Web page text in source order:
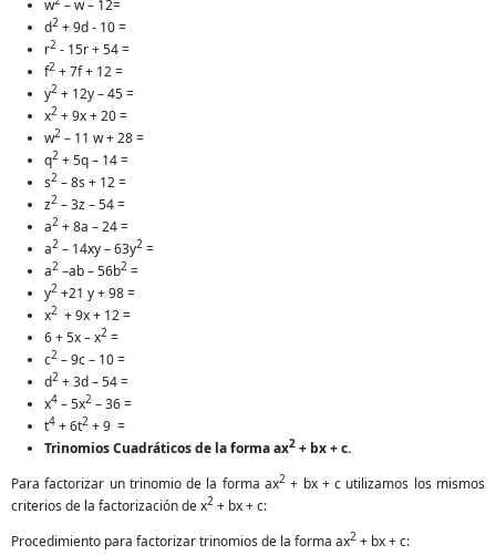
w – w – 12=
d2 + 9d - 10 =
r2 - 15r + 54 =
f2 + 7f + 12 =
y2 + 12y – 45 =
x2 + 9x + 20 =
w2 – 11 w + 28 =
q2 + 5q – 14 =
s2 – 8s + 12 =
z2 – 3z – 54 =
a2 + 8a – 24 =
a2 – 14xy – 63y2 =
a2 –ab – 56b2 =
y2 +21 y + 98 =
x2 + 9x + 12 =
6 + 5x – x2 =
c2 – 9c – 10 =
d2 + 3d – 54 =
x4 – 5x2 – 36 =
t4 + 6t2 + 9 =
Trinomios Cuadráticos de la forma ax2 + bx + c.
Para factorizar un trinomio de la forma ax2 + bx + c utilizamos los mismos
criterios de la factorización de x2 + bx + c:
Procedimiento para factorizar trinomios de la forma ax2 + bx + c: